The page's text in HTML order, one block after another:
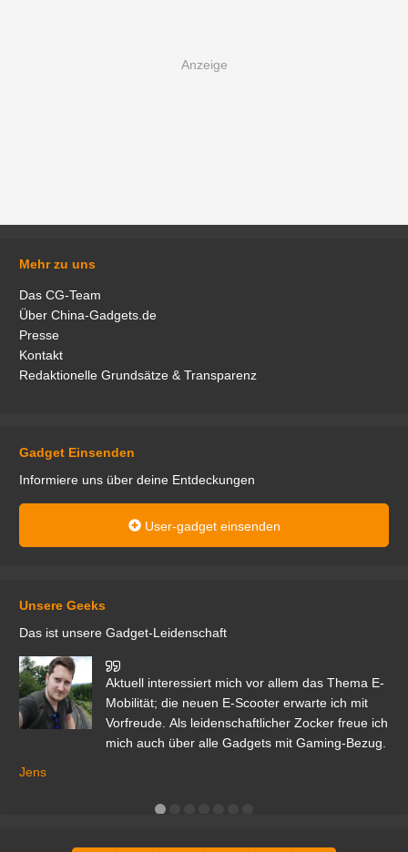
Mehr zu uns
Das CG-Team
Über China-Gadgets.de
Presse
Kontakt
Redaktionelle Grundsätze & Transparenz
Gadget Einsenden
Informiere uns über deine Entdeckungen
User-gadget einsenden
Unsere Geeks
Das ist unsere Gadget-Leidenschaft
Aktuell interessiert mich vor allem das Thema E-
Mobilität; die neuen E-Scooter erwarte ich mit
Vorfreude. Als leidenschaftlicher Zocker freue ich
mich auch über alle Gadgets mit Gaming-Bezug.
Jens